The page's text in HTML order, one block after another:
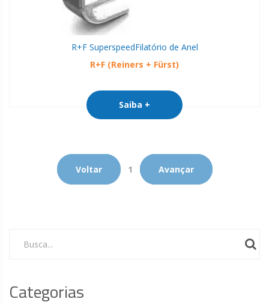
R+F SuperspeedFilatório de Anel
R+F (Reiners + Fürst)
Saiba +
Voltar 1 Avançar
Busca...
Categorias